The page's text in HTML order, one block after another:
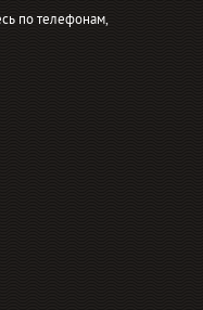
по телефонам,